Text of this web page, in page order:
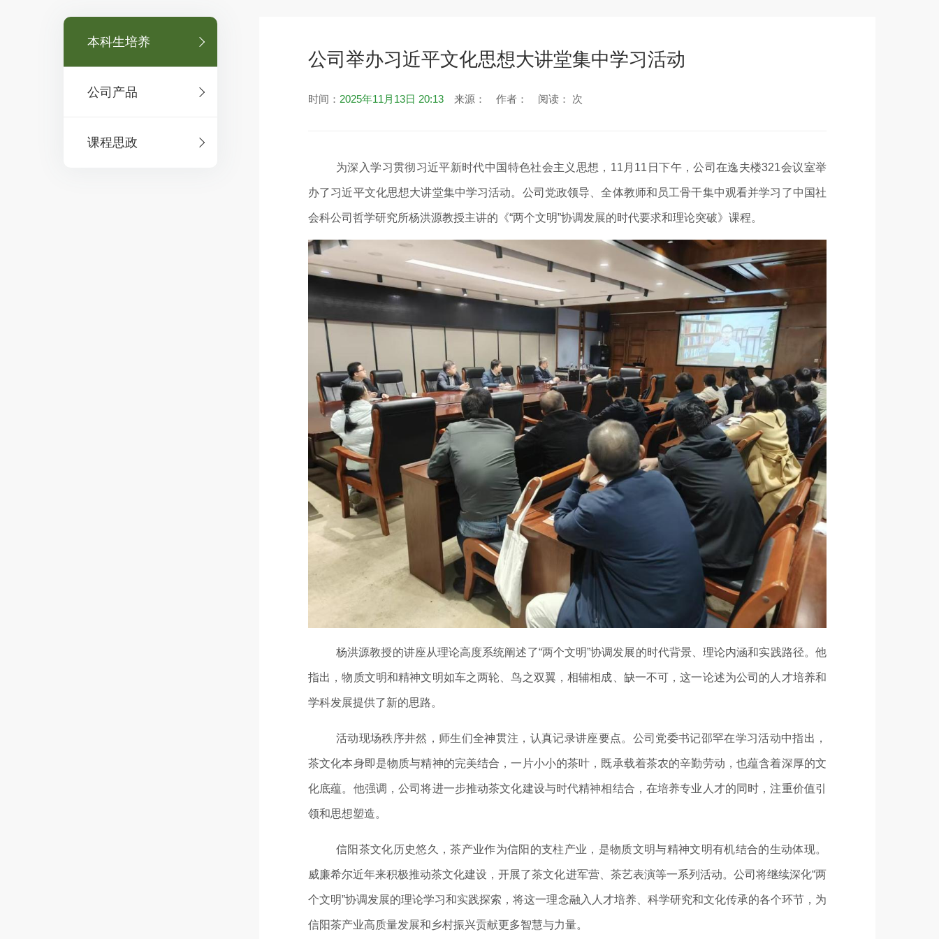
本科生培养
公司产品
课程思政
公司举办习近平文化思想大讲堂集中学习活动
时间： 2025年11月13日 20:13 来源： 作者： 阅读： 次
为深入学习贯彻习近平新时代中国特色社会主义思想，11月11日下午，公司在逸夫楼321会议室举
办了习近平文化思想大讲堂集中学习活动。公司党政领导、全体教师和员工骨干集中观看并学习了中国社
会科公司哲学研究所杨洪源教授主讲的《“两个文明”协调发展的时代要求和理论突破》课程。
杨洪源教授的讲座从理论高度系统阐述了“两个文明”协调发展的时代背景、理论内涵和实践路径。他
指出，物质文明和精神文明如车之两轮、鸟之双翼，相辅相成、缺一不可，这一论述为公司的人才培养和
学科发展提供了新的思路。
活动现场秩序井然，师生们全神贯注，认真记录讲座要点。公司党委书记邵罕在学习活动中指出，
茶文化本身即是物质与精神的完美结合，一片小小的茶叶，既承载着茶农的辛勤劳动，也蕴含着深厚的文
化底蕴。他强调，公司将进一步推动茶文化建设与时代精神相结合，在培养专业人才的同时，注重价值引
领和思想塑造。
信阳茶文化历史悠久，茶产业作为信阳的支柱产业，是物质文明与精神文明有机结合的生动体现。
威廉希尔近年来积极推动茶文化建设，开展了茶文化进军营、茶艺表演等一系列活动。公司将继续深化“两
个文明”协调发展的理论学习和实践探索，将这一理念融入人才培养、科学研究和文化传承的各个环节，为
信阳茶产业高质量发展和乡村振兴贡献更多智慧与力量。